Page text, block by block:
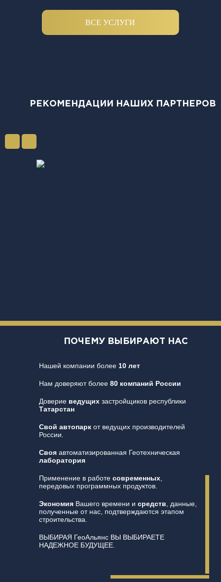
ВСЕ УСЛУГИ
РЕКОМЕНДАЦИИ НАШИХ ПАРТНЕРОВ
ПОЧЕМУ ВЫБИРАЮТ НАС
Нашей компании более 10 лет
Нам доверяют более 80 компаний России
Доверие ведущихзастройщиков республики
Татарстан
Свой автопаркот ведущих производителей
России.
Свояавтоматизированная Геотехническая
лаборатория
Применение в работе современных,
передовых программных продуктов.
ЭкономияВашего времени и средств, данные,
полученные от нас, подтверждаются этапом
строительства.
ВЫБИРАЯ ГеоАльянс ВЫ ВЫБИРАЕТЕ
НАДЕЖНОЕ БУДУЩЕЕ.